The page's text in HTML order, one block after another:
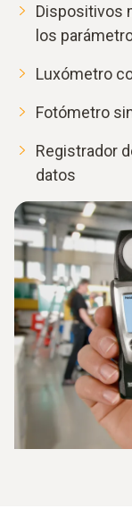
Dispositivos
los
Luxómetro
Fotómetro
Registrador
datos